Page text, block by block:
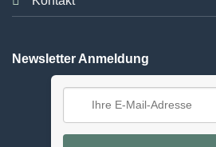
Newsletter Anmeldung